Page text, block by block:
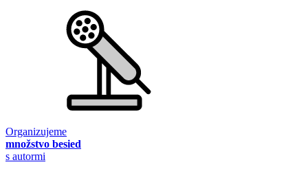
Organizujeme
množstvo besied
s autormi